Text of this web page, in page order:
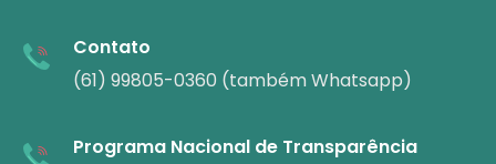
Contato
(61) 99805-0360 (também Whatsapp)
Programa Nacional de Transparência